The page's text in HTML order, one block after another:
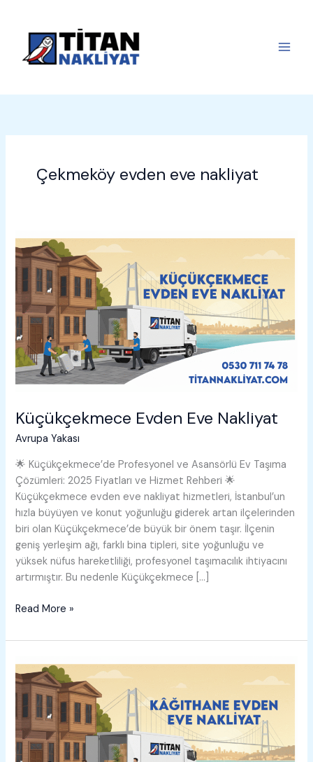
Çekmeköy evden eve nakliyat
Küçükçekmece Evden Eve Nakliyat
Avrupa Yakası
🌟 Küçükçekmece’de Profesyonel ve Asansörlü Ev Taşıma
Çözümleri: 2025 Fiyatları ve Hizmet Rehberi 🌟
Küçükçekmece evden eve nakliyat hizmetleri, İstanbul’un
hızla büyüyen ve konut yoğunluğu giderek artan ilçelerinden
biri olan Küçükçekmece’de büyük bir önem taşır. İlçenin
geniş yerleşim ağı, farklı bina tipleri, site yoğunluğu ve
yüksek nüfus hareketliliği, profesyonel taşımacılık ihtiyacını
artırmıştır. Bu nedenle Küçükçekmece […]
Küçükçekmece
Eve
Read More »